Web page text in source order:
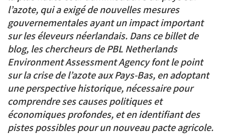
l’azote, qui a exigé de nouvelles mesures
gouvernementales ayant un impact important
sur les éleveurs néerlandais. Dans ce billet de
blog, les chercheurs de PBL Netherlands
Environment Assessment Agency font le point
sur la crise de l’azote aux Pays-Bas, en adoptant
une perspective historique, nécessaire pour
comprendre ses causes politiques et
économiques profondes, et en identifiant des
pistes possibles pour un nouveau pacte agricole.